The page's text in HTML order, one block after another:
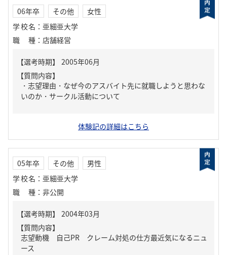
06年卒 その他
女性
学校名 ： 亜細亜大学
職種 ： 店舗経営
【質問内容】
・志望理由・なぜ今のアスバイト先に就職しようと思わな
いのか・サークル活動について
体験記の詳細はこちら
05年卒 その他
男性
学校名 ： 亜細亜大学
職種 ： 非公開
【質問内容】
志望動機 自己PR クレーム対処の仕方最近気になるニュ
ース